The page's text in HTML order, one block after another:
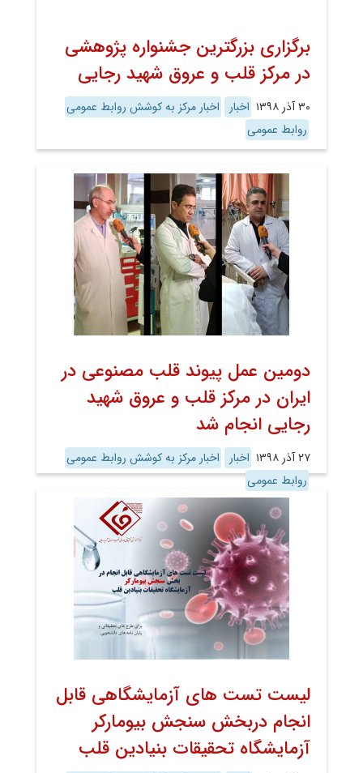
برگزاری بزرگترین جشنواره پژوهشی
در مرکز قلب و عروق شهید رجایی
۳۰ آذر ۱۳۹۸ اخبار
اخبار مرکز به کوشش روابط عمومی
روابط عمومی
دومین عمل پیوند قلب مصنوعی در
ایران در مرکز قلب و عروق شهید
رجایی انجام شد
۲۷ آذر ۱۳۹۸ اخبار
اخبار مرکز به کوشش روابط عمومی
روابط عمومی
لیست تست های آزمایشگاهی قابل
انجام دربخش سنجش بیومارکر
آزمایشگاه تحقیقات بنیادین قلب